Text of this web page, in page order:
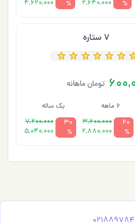
%
2,640,000
%
4,620,000
7 ستاره
تومان ماهانه
6 ماهه
20
%
3,600,000
2,880,000
یک ساله
30
%
7,200,000
5,040,000